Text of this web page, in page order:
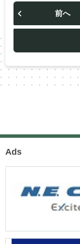
前へ
Ads